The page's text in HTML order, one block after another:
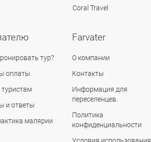
Coral Travel
тур?
оплаты
и ответы
малярии
Farvater
О компании
Контакты
Информация для
переселенцев.
Политика
конфиденциальности